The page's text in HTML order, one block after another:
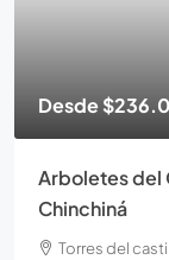
Desde
Torres del
Chinchiná
Torres del